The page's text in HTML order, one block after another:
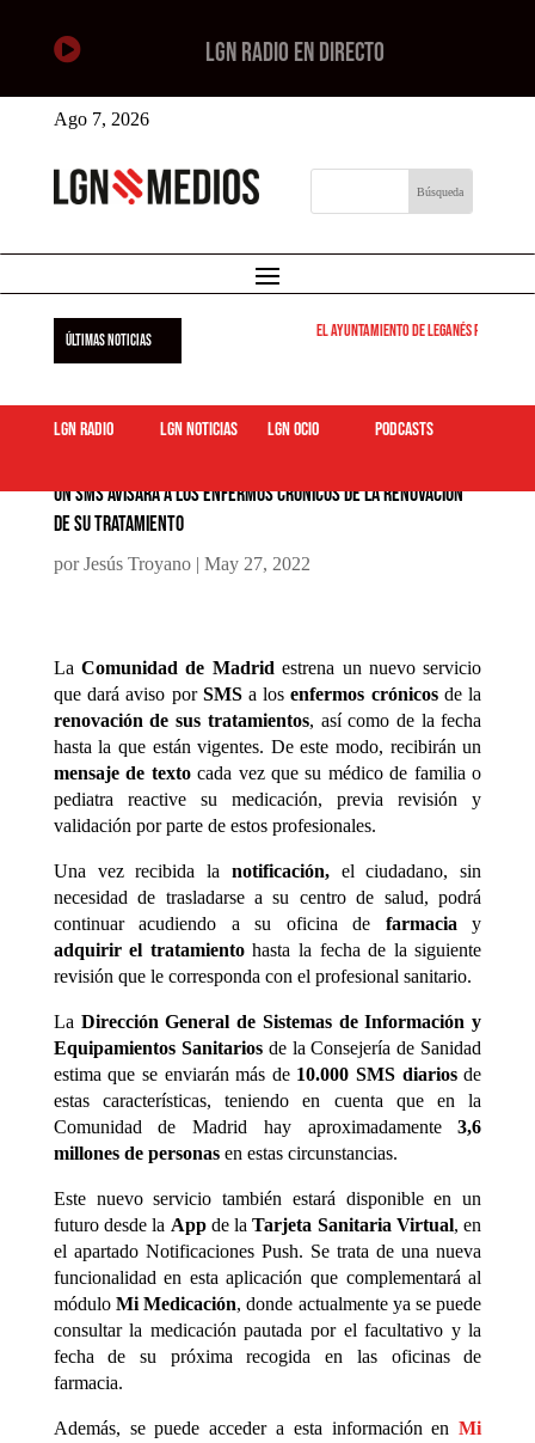
 LGN RADIO EN DIRECTO
Ago 7, 2026
ÚLTIMAS NOTICIAS El Ayuntamiento de Leganés pone en
LGN Radio LGN Noticias LGN ocio podcasts
Un SMS avisará a los enfermos crónicos de la renovación
de su tratamiento
porJesús Troyano| May 27, 2022
LaComunidad de Madridestrena un nuevo servicio
que dará aviso por SMSa losenfermos crónicosde la
renovación de sus tratamientos, así como de la fecha
hasta la que están vigentes. De este modo, recibirán un
mensaje de textocada vez que su médico de familia o
pediatra reactive su medicación, previa revisión y
validación por parte de estos profesionales.
Una vez recibida la notificación,el ciudadano, sin
necesidad de trasladarse a su centro de salud, podrá
continuar acudiendo a su oficina de farmaciay
adquirir el tratamientohasta la fecha de la siguiente
revisión que le corresponda con el profesional sanitario.
La Dirección General de Sistemas de Información y
Equipamientos Sanitariosde la Consejería de Sanidad
estima que se enviarán más de 10.000 SMS diariosde
estas características, teniendo en cuenta que en la
Comunidad de Madrid hay aproximadamente3,6
millones de personasen estas circunstancias.
Este nuevo servicio también estará disponible en un
futuro desde la Appde laTarjeta Sanitaria Virtual, en
el apartado Notificaciones Push. Se trata de una nueva
funcionalidad en esta aplicación que complementará al
módulo Mi Medicación, donde actualmente ya se puede
consultar la medicación pautada por el facultativo y la
fecha de su próxima recogida en las oficinas de
farmacia.
Además, se puede acceder a esta información enMi